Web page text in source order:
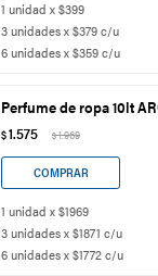
1 unidad x $399
3 unidades x $379 c/u
6 unidades x $359 c/u
Perfume de ropa 10lt
$1.575 $1.969
1 unidad x $1969
3 unidades x $1871 c/u
6 unidades x $1772 c/u